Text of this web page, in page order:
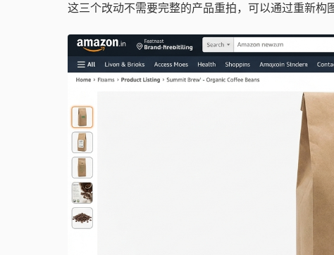
这三个改动不需要完整的产品重拍，可以通过重新构